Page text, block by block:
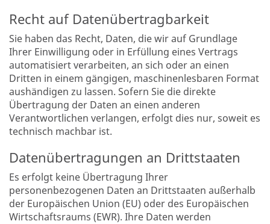
Recht auf Daten­übertrag­barkeit
Sie haben das Recht, Daten, die wir auf Grundlage
Ihrer Einwilligung oder in Erfüllung eines Vertrags
automatisiert verarbeiten, an sich oder an einen
Dritten in einem gängigen, maschinenlesbaren Format
aushändigen zu lassen. Sofern Sie die direkte
Übertragung der Daten an einen anderen
Verantwortlichen verlangen, erfolgt dies nur, soweit es
technisch machbar ist.
Datenübertragungen an Drittstaaten
Es erfolgt keine Übertragung Ihrer
personenbezogenen Daten an Drittstaaten außerhalb
der Europäischen Union (EU) oder des Europäischen
Wirtschaftsraums (EWR). Ihre Daten werden